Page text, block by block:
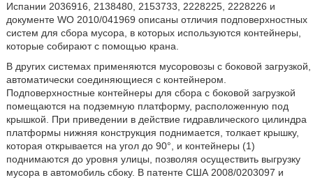
Испании 2036916, 2138480, 2153733, 2228225, 2228226 и
документе WO 2010/041969 описаны отличия подповерхностных
систем для сбора мусора, в которых используются контейнеры,
которые собирают с помощью крана.
В других системах применяются мусоровозы с боковой загрузкой,
автоматически соединяющиеся с контейнером.
Подповерхностные контейнеры для сбора с боковой загрузкой
помещаются на подземную платформу, расположенную под
крышкой. При приведении в действие гидравлического цилиндра
платформы нижняя конструкция поднимается, толкает крышку,
которая открывается на угол до 90°, и контейнеры (1)
поднимаются до уровня улицы, позволяя осуществить выгрузку
мусора в автомобиль сбоку. В патенте США 2008/0203097 и